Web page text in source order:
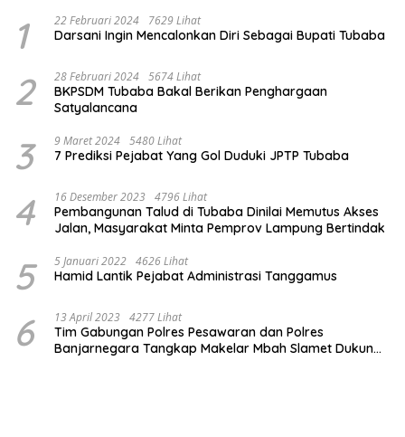
1 22 Februari 2024 7629 Lihat
Darsani Ingin Mencalonkan Diri Sebagai Bupati Tubaba
2 28 Februari 2024 5674 Lihat
BKPSDM Tubaba Bakal Berikan Penghargaan
Satyalancana
3 9 Maret 2024 5480 Lihat
7 Prediksi Pejabat Yang Gol Duduki JPTP Tubaba
4 16 Desember 2023 4796 Lihat
Pembangunan Talud di Tubaba Dinilai Memutus Akses
Jalan, Masyarakat Minta Pemprov Lampung Bertindak
5 5 Januari 2022 4626 Lihat
Hamid Lantik Pejabat Administrasi Tanggamus
6 13 April 2023 4277 Lihat
Tim Gabungan Polres Pesawaran dan Polres
Banjarnegara Tangkap Makelar Mbah Slamet Dukun